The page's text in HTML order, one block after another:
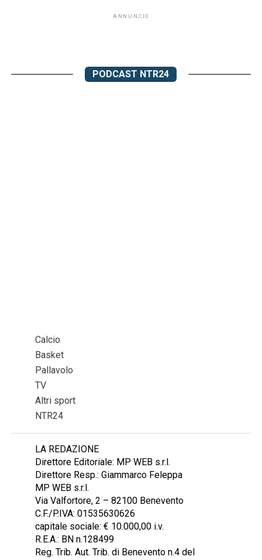
ANNUNCIO
PODCAST NTR24
Calcio
Basket
Pallavolo
TV
Altri sport
NTR24
LA REDAZIONE
Direttore Editoriale: MP WEB s.r.l.
Direttore Resp.: Giammarco Feleppa
MP WEB s.r.l.
Via Valfortore, 2 – 82100 Benevento
C.F./P.IVA: 01535630626
capitale sociale: € 10.000,00 i.v.
R.E.A.: BN n.128499
Reg. Trib. Aut. Trib. di Benevento n.4 del